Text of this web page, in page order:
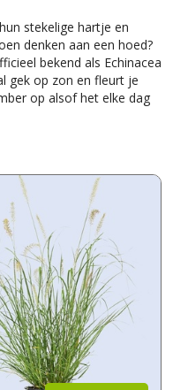
stekelige hartje en
denken aan een hoed?
bekend als Echinacea
gek op zon en fleurt je
op alsof het elke dag